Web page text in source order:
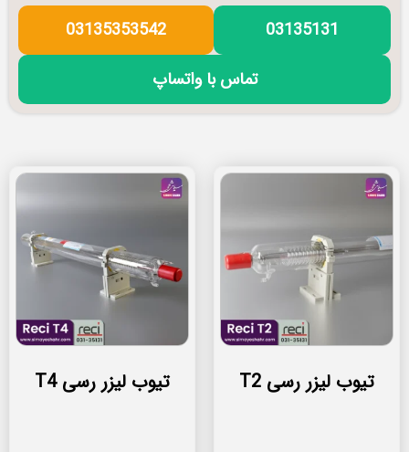
03135131
03135353542
تماس با واتساپ
تیوب لیزر رسی T2 تیوب لیزر رسی T4